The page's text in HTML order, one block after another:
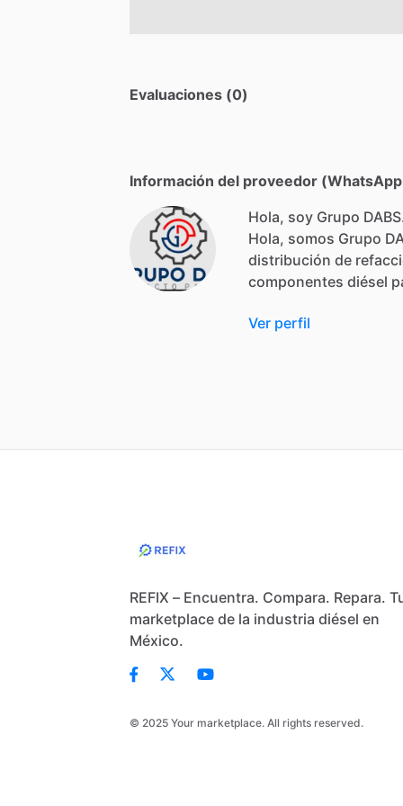
Evaluaciones (0)
Información del proveedor
Hola, soy Grupo
Hola, somos Grupo
distribución de
componentes diésel
Ver perfil
REFIX – Encuentra. Compara. Repara.
marketplace de la industria diésel en
México.
© 2025 Your marketplace. All rights reserved.